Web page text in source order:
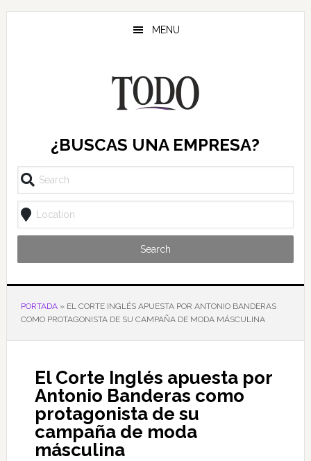
Saltar
Saltar
Saltar
MENU
¿BUSCAS UNA EMPRESA?
Search
PORTADA» EL CORTE INGLÉS APUESTA POR ANTONIO BANDERAS
COMO PROTAGONISTA DE SU CAMPAÑA DE MODA MÁSCULINA
El Corte Inglés apuesta por
Antonio Banderas como
protagonista de su
campaña de moda
másculina